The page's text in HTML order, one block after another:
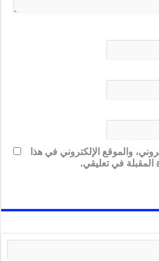
والموقع الإلكتروني في هذا
المقبلة في تعليقي.